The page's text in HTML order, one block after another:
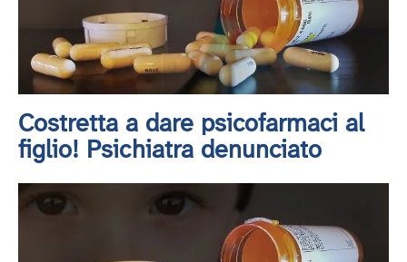
Costretta a dare psicofarmaci al
figlio! Psichiatra denunciato